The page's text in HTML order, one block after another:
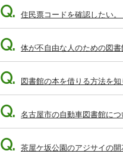
Q. 住民票コードを確認したい。
Q. 体が不自由な人のための図
Q. 図書館の本を借りる方法を知
Q. 名古屋市の自動車図書館につ
Q. 茶屋ケ坂公園のアジサイの開